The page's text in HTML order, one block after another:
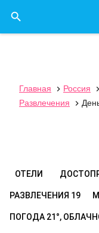

Главная  Россия 
Развлечения

ОТЕЛИ
РАЗВЛЕЧЕНИЯ 19
ПОГОДА 21°,